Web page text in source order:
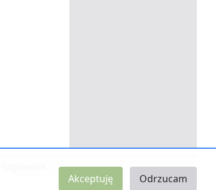
Akceptuję Odrzucam